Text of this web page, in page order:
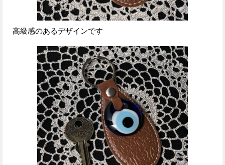
高級感のあるデザインです